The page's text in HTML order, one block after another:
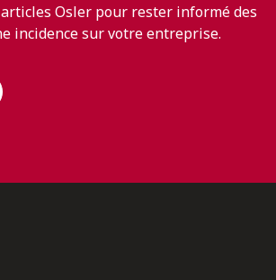
Osler pour rester informé des
incidence sur votre entreprise.